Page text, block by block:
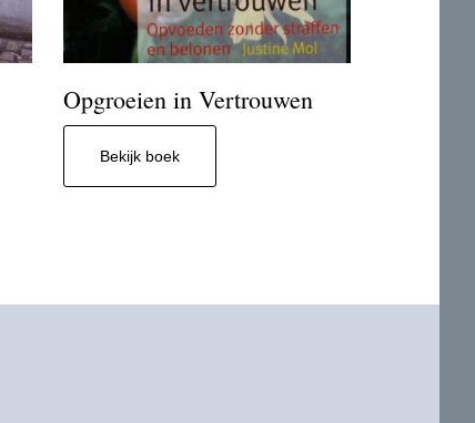
Opgroeien in Vertrouwen
Bekijk boek